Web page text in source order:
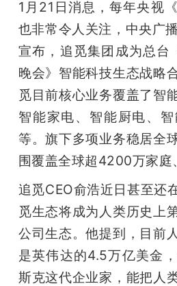
1月21日消息，每年央视
也非常令人关注，中央广
宣布，追觅集团成为总
晚会》智能科技生态战略
觅目前核心业务覆盖了智
智能家电、智能厨电、
等。旗下多项业务稳居全
围覆盖全球超4200万家庭
追觅CEO俞浩近日甚至还
觅生态将成为人类历史上
公司生态。他提到，目前
是英伟达的4.5万亿美金
斯克这代企业家，能把人